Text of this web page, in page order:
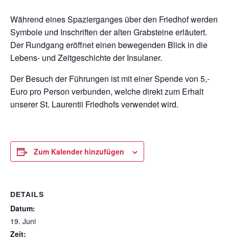
Während eines Spazierganges über den Friedhof werden
Symbole und Inschriften der alten Grabsteine erläutert.
Der Rundgang eröffnet einen bewegenden Blick in die
Lebens- und Zeitgeschichte der Insulaner.
Der Besuch der Führungen ist mit einer Spende von 5,-
Euro pro Person verbunden, welche direkt zum Erhalt
unserer St. Laurentii Friedhofs verwendet wird.
Zum Kalender hinzufügen
DETAILS
Datum:
19. Juni
Zeit: